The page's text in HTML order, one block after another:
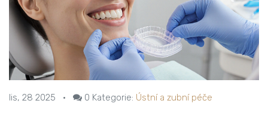
lis, 28 2025 • 0 Kategorie: Ústní a zubní péče